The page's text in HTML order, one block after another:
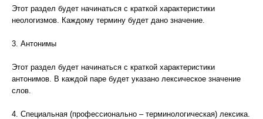
Этот раздел будет начинаться с краткой характеристики
неологизмов. Каждому термину будет дано значение.
3. Антонимы
Этот раздел будет начинаться с краткой характеристики
антонимов. В каждой паре будет указано лексическое значение
слов.
4. Специальная (профессионально – терминологическая) лексика.